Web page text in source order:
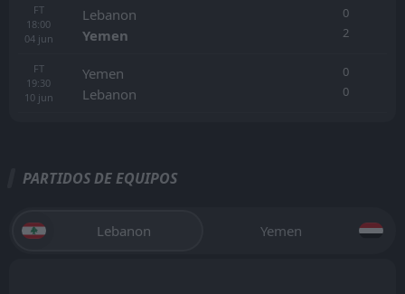
FT
18:00
04 jun
Lebanon
Yemen
0
2
FT
19:30
10 jun
Yemen
Lebanon
0
0
PARTIDOS DE EQUIPOS
Lebanon Yemen